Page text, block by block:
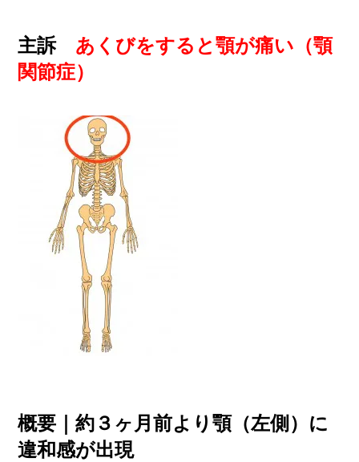
主訴 あくびをすると顎が痛い（顎
関節症）
概要｜約３ヶ月前より顎（左側）に
違和感が出現